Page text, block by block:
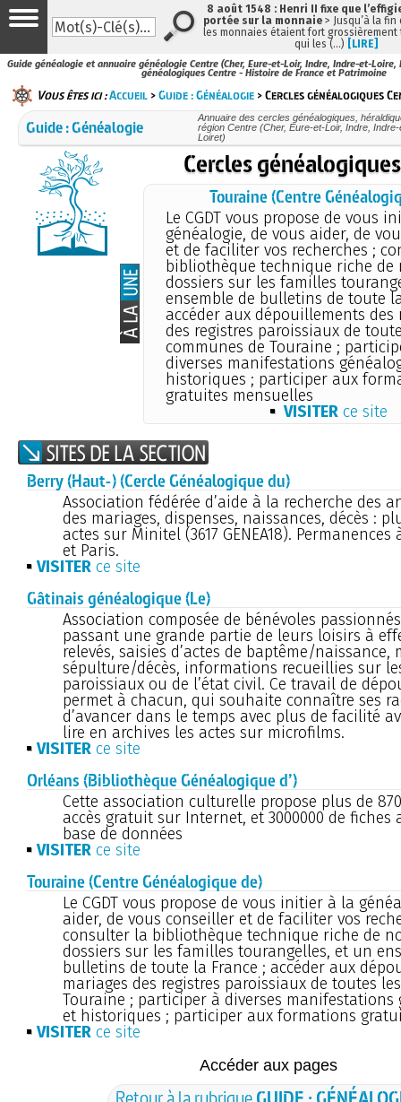
Guide généalogie et annuaire généalogie Centre (Cher, Eure-et-Loir, Indre, Indre-et-Loire,
généalogiques Centre - Histoire de France et Patrimoine
Vous êtes ici :Accueil >Guide : Généalogie > Cercles généalogiques
Guide : Généalogie
Annuaire des cercles généalogiques,
région Centre (Cher, Eure-et-Loir, Indre,
Loiret)
Cercles
Touraine (Centre
Le CGDT vous propose de vous
généalogie, de vous aider, de
et de faciliter vos recherches ;
bibliothèque technique riche de
dossiers sur les familles
ensemble de bulletins de toute
accéder aux dépouillements des
des registres paroissiaux de
communes de Touraine ;
diverses manifestations
historiques ; participer aux
gratuites mensuelles
VISITERce site
Berry (Haut-) (Cercle Généalogique du)
Association fédérée d’aide à la recherche des
des mariages, dispenses, naissances, décès :
actes sur Minitel (3617 GENEA18). Permanences
et Paris.
VISITER ce site
Gâtinais généalogique (Le)
Association composée de bénévoles
passant une grande partie de leurs loisirs à
relevés, saisies d’actes de baptême/naissance,
sépulture/décès, informations recueillies sur
paroissiaux ou de l’état civil. Ce travail de
permet à chacun, qui souhaite connaître ses
d’avancer dans le temps avec plus de facilité
lire en archives les actes sur microfilms.
VISITER ce site
Orléans (Bibliothèque Généalogique d’)
Cette association culturelle propose plus de
accès gratuit sur Internet, et 3000000 de fiches
base de données
VISITER ce site
Touraine (Centre Généalogique de)
Le CGDT vous propose de vous initier à la
aider, de vous conseiller et de faciliter vos
consulter la bibliothèque technique riche de
dossiers sur les familles tourangelles, et un
bulletins de toute la France ; accéder aux
mariages des registres paroissiaux de toutes
Touraine ; participer à diverses manifestations
et historiques ; participer aux formations
VISITER ce site
Accéder aux pages
8 août 1548 : Henri II fixe que
portée sur la monnaie> Jusqu’à la fin
les monnaies étaient fort grossièrement
qui les (…) [LIRE]